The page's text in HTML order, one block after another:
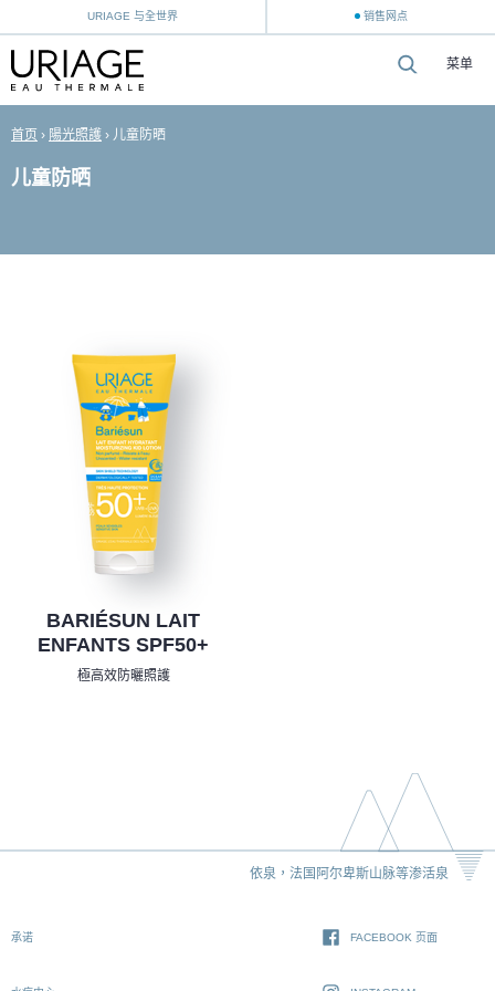
URIAGE 与全世界 销售网点
菜单
首页 › 陽光照護 › 儿童防晒
儿童防晒
BARIÉSUN LAIT
ENFANTS SPF50+
極高效防曬照護
依泉，法国阿尔卑斯山脉等渗活泉
承诺 FACEBOOK 页面